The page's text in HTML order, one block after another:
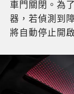
車門關閉。為
器，若偵測到
將自動停止開